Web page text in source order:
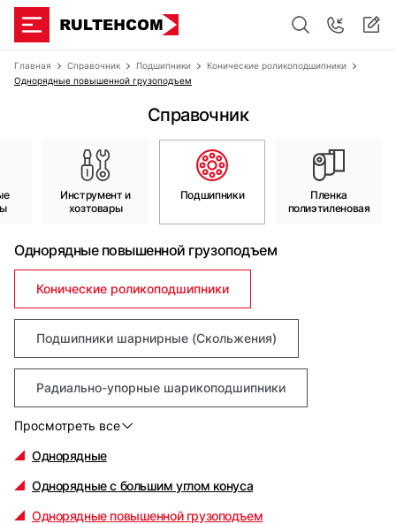
Главная Справочник Подшипники
Конические роликоподшипники
Однорядные повышенной грузоподъем
Справочник
Инструмент и
хозтовары
Подшипники
Пленка
полиэтиленовая
Однорядные повышенной грузоподъем
Конические роликоподшипники
Подшипники шарнирные (Скольжения)
Радиально-упорные шарикоподшипники
Просмотреть все
Однорядные
Однорядные с большим углом конуса
Однорядные повышенной грузоподъем